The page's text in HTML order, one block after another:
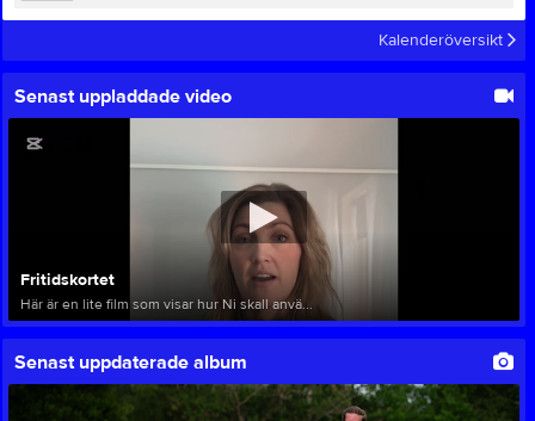
Kalenderöversikt
Senast uppladdade video
Fritidskortet
Här är en lite film som visar hur Ni skall anvä...
Senast uppdaterade album